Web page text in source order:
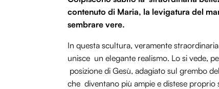
contenuto di Maria, la levigatura del
sembrare vere.
In questa scultura, veramente
unisce un elegante realismo. Lo si vede,
posizione di Gesù, adagiato sul grembo
che diventano più ampie e distese